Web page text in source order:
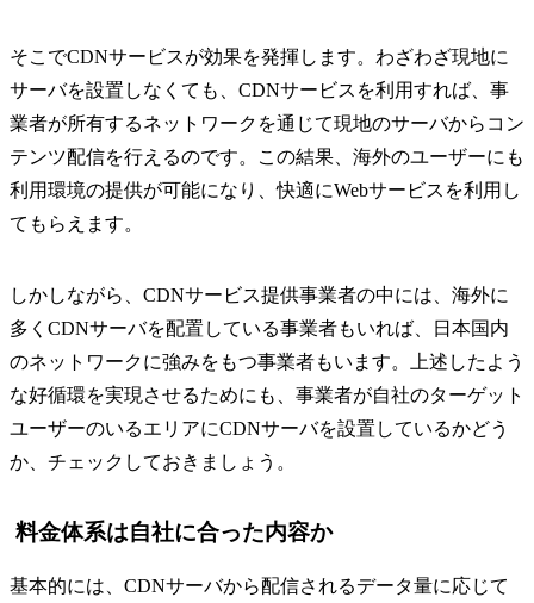
そこでCDNサービスが効果を発揮します。わざわざ現地に
サーバを設置しなくても、CDNサービスを利用すれば、事
業者が所有するネットワークを通じて現地のサーバからコン
テンツ配信を行えるのです。この結果、海外のユーザーにも
利用環境の提供が可能になり、快適にWebサービスを利用し
てもらえます。
しかしながら、CDNサービス提供事業者の中には、海外に
多くCDNサーバを配置している事業者もいれば、日本国内
のネットワークに強みをもつ事業者もいます。上述したよう
な好循環を実現させるためにも、事業者が自社のターゲット
ユーザーのいるエリアにCDNサーバを設置しているかどう
か、チェックしておきましょう。
料金体系は自社に合った内容か
基本的には、CDNサーバから配信されるデータ量に応じて